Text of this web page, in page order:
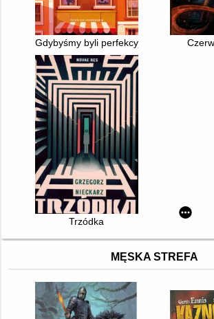
Gdybyśmy byli perfekcyjni
Trzódka
MĘSKA STREFA